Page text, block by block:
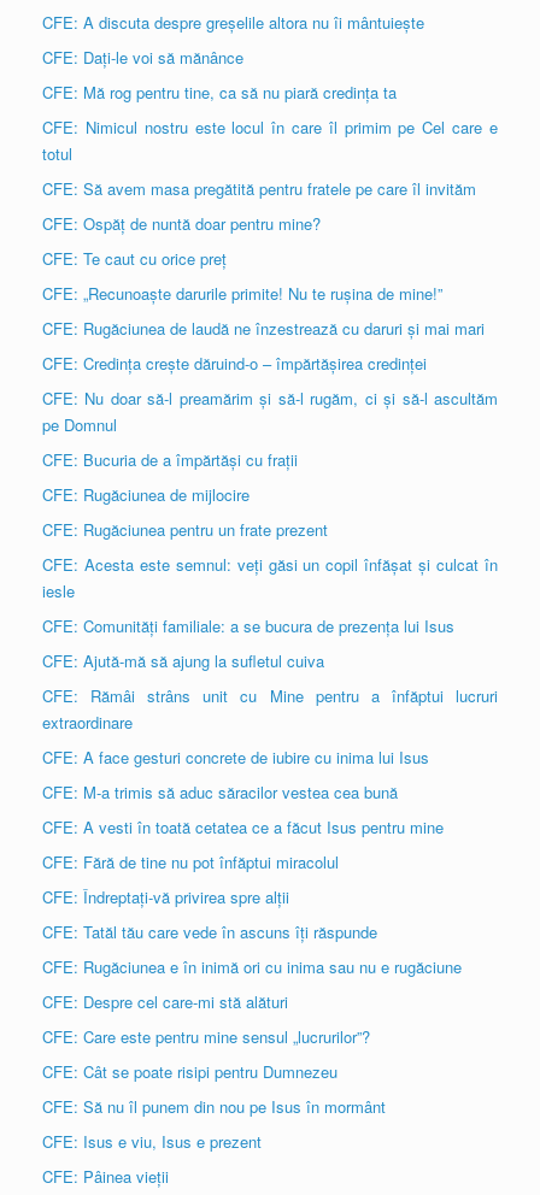
CFE: A discuta despre greșelile altora nu îi mântuiește
CFE: Dați-le voi să mănânce
CFE: Mă rog pentru tine, ca să nu piară credința ta
CFE: Nimicul nostru este locul în care îl primim pe Cel care e
totul
CFE: Să avem masa pregătită pentru fratele pe care îl invităm
CFE: Ospăț de nuntă doar pentru mine?
CFE: Te caut cu orice preț
CFE: „Recunoaște darurile primite! Nu te rușina de mine!”
CFE: Rugăciunea de laudă ne înzestrează cu daruri și mai mari
CFE: Credința crește dăruind-o – împărtășirea credinței
CFE: Nu doar să-l preamărim și să-l rugăm, ci și să-l ascultăm
pe Domnul
CFE: Bucuria de a împărtăși cu frații
CFE: Rugăciunea de mijlocire
CFE: Rugăciunea pentru un frate prezent
CFE: Acesta este semnul: veți găsi un copil înfășat și culcat în
iesle
CFE: Comunități familiale: a se bucura de prezența lui Isus
CFE: Ajută-mă să ajung la sufletul cuiva
CFE: Rămâi strâns unit cu Mine pentru a înfăptui lucruri
extraordinare
CFE: A face gesturi concrete de iubire cu inima lui Isus
CFE: M-a trimis să aduc săracilor vestea cea bună
CFE: A vesti în toată cetatea ce a făcut Isus pentru mine
CFE: Fără de tine nu pot înfăptui miracolul
CFE: Îndreptați-vă privirea spre alții
CFE: Tatăl tău care vede în ascuns îți răspunde
CFE: Rugăciunea e în inimă ori cu inima sau nu e rugăciune
CFE: Despre cel care-mi stă alături
CFE: Care este pentru mine sensul „lucrurilor”?
CFE: Cât se poate risipi pentru Dumnezeu
CFE: Să nu îl punem din nou pe Isus în mormânt
CFE: Isus e viu, Isus e prezent
CFE: Pâinea vieții